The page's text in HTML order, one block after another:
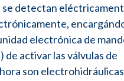
se detectan
electrónica de
de activar las válvulas de
son